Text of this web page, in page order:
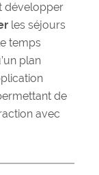
développer
les séjours
temps
plan
de
avec